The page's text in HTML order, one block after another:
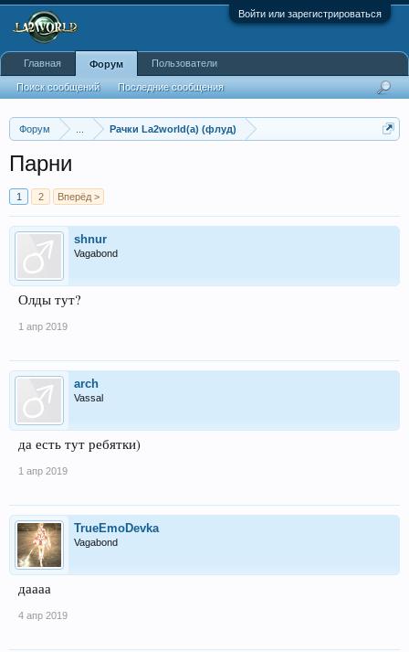
Войти или зарегистрироваться
Форум Рачки La2world(a) (флуд)
Парни
1 2 Вперёд >
shnur
Vagabond
Олды тут?
1 апр 2019
arch
Vassal
да есть тут ребятки)
1 апр 2019
TrueEmoDevka
Vagabond
даааа
4 апр 2019
Главная Форум
Поиск сообщений Последние сообщения
Пользователи